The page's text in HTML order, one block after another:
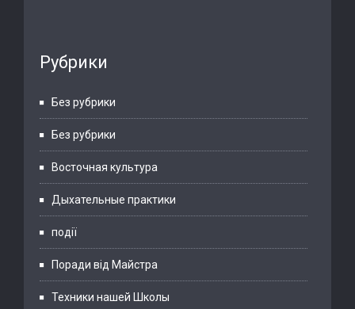
Рубрики
Без рубрики
Без рубрики
Восточная культура
Дыхательные практики
події
Поради від Майстра
Техники нашей Школы